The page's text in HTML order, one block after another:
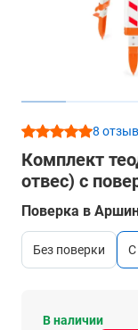
8
Комплект
отвес) с
Поверка в
без поверки
В наличии